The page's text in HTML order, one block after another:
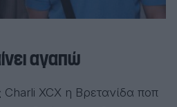
αγαπώ
Charli XCX η Βρετανίδα ποπ